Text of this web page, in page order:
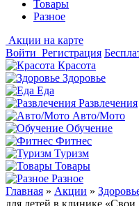
Товары
Разное
Акции на карте
Войти Регистрация
Красота
Здоровье
Еда
Развлечения
Авто/Мото
Обучение
Фитнес
Туризм
Товары
Разное
Главная » Акции »
для детей в клинике